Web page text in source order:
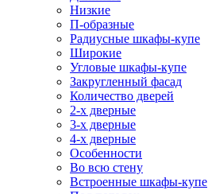
Низкие
П-образные
Радиусные шкафы-купе
Широкие
Угловые шкафы-купе
Закругленный фасад
Количество дверей
2-х дверные
3-х дверные
4-х дверные
Особенности
Во всю стену
Встроенные шкафы-купе